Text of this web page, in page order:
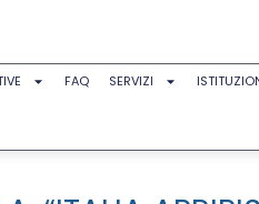
FAQ SERVIZI